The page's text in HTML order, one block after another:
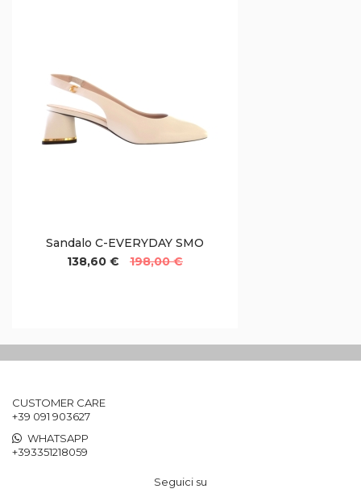
Sandalo C-EVERYDAY SMO
138,60 €
198,00 €
CUSTOMER CARE
+39 091 903627
WHATSAPP
+393351218059
Seguici su